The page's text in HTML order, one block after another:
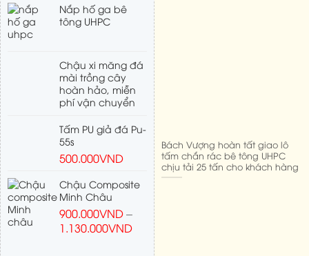
Nắp hố ga bê
tông UHPC
Chậu xi măng đá
mài trồng cây
hoàn hảo, miễn
phí vận chuyển
Tấm PU giả đá Pu-
55s
500.000VND
Chậu Composite
Minh Châu
900.000VND–
1.130.000VND
Bách Vượng hoàn tất giao lô
tấm chắn rác bê tông UHPC
chịu tải 25 tấn cho khách hàng